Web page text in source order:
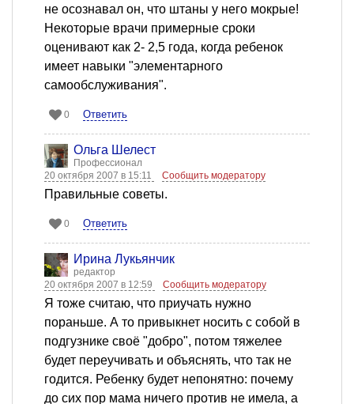
не осознавал он, что штаны у него мокрые!
Некоторые врачи примерные сроки
оценивают как 2- 2,5 года, когда ребенок
имеет навыки "элементарного
самообслуживания".
0 Ответить
Ольга Шелест
Профессионал
20 октября 2007 в 15:11
Сообщить модератору
Правильные советы.
0 Ответить
Ирина Лукьянчик
редактор
20 октября 2007 в 12:59
Сообщить модератору
Я тоже считаю, что приучать нужно
пораньше. А то привыкнет носить с собой в
подгузнике своё "добро", потом тяжелее
будет переучивать и объяснять, что так не
годится. Ребенку будет непонятно: почему
до сих пор мама ничего против не имела, а